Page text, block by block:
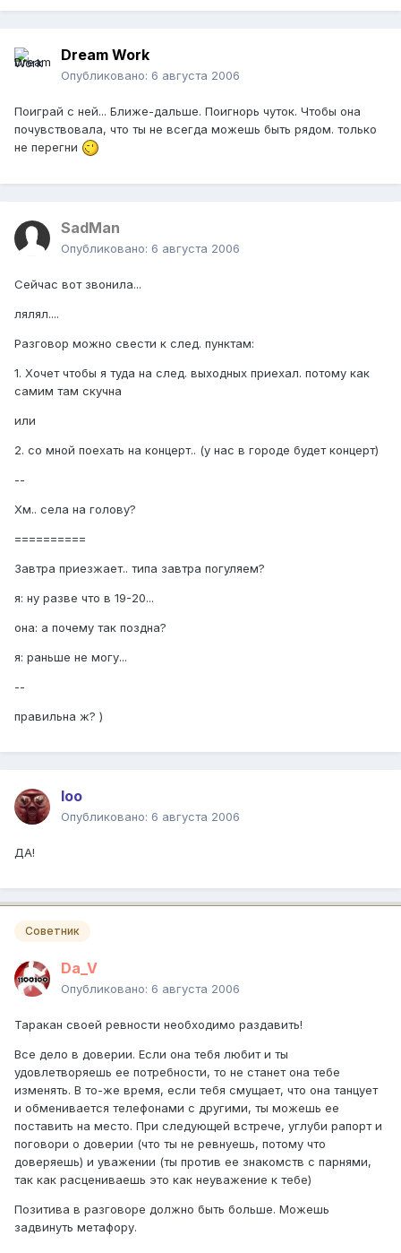
Dream Work
Опубликовано: 6 августа 2006
Поиграй с ней... Ближе-дальше. Поигнорь чуток. Чтобы она
почувствовала, что ты не всегда можешь быть рядом. только
не перегни
SadMan
Опубликовано: 6 августа 2006
Сейчас вот звонила...
лялял....
Разговор можно свести к след. пунктам:
1. Хочет чтобы я туда на след. выходных приехал. потому как
самим там скучна
или
2. со мной поехать на концерт.. (у нас в городе будет концерт)
--
Хм.. села на голову?
==========
Завтра приезжает.. типа завтра погуляем?
я: ну разве что в 19-20...
она: а почему так поздна?
я: раньше не могу...
--
правильна ж? )
loo
Опубликовано: 6 августа 2006
ДА!
Советник
Da_V
Опубликовано: 6 августа 2006
Таракан своей ревности необходимо раздавить!
Все дело в доверии. Если она тебя любит и ты
удовлетворяешь ее потребности, то не станет она тебе
изменять. В то-же время, если тебя смущает, что она танцует
и обменивается телефонами с другими, ты можешь ее
поставить на место. При следующей встрече, углуби рапорт и
поговори о доверии (что ты не ревнуешь, потому что
доверяешь) и уважении (ты против ее знакомств с парнями,
так как расцениваешь это как неуважение к тебе)
Позитива в разговоре должно быть больше. Можешь
задвинуть метафору.